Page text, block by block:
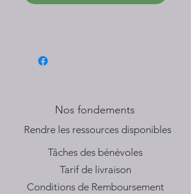
Nos fondements
​Rendre les ressources disponibles
Tâches des bénévoles
Tarif de livraison
Conditions de Remboursement